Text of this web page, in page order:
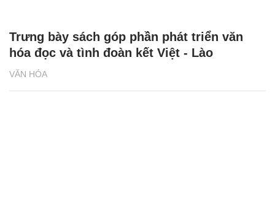
VĂN HÓA
Trưng bày sách góp phần phát triển văn
hóa đọc và tình đoàn kết Việt - Lào